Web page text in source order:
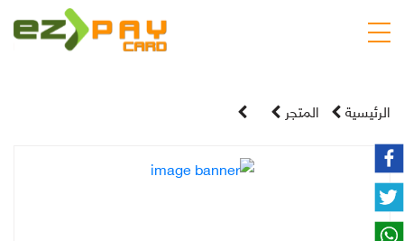
الرئيسية المتجر